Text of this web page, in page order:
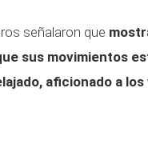
señalaron que
sus movimientos
aficionado a